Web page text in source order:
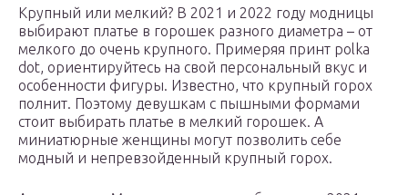
Крупный или мелкий? В 2021 и 2022 году модницы
выбирают платье в горошек разного диаметра – от
мелкого до очень крупного. Примеряя принт polka
dot, ориентируйтесь на свой персональный вкус и
особенности фигуры. Известно, что крупный горох
полнит. Поэтому девушкам с пышными формами
стоит выбирать платье в мелкий горошек. А
миниатюрные женщины могут позволить себе
модный и непревзойденный крупный горох.